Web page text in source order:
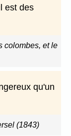
est des
colombes, et le
qu'un
(1843)